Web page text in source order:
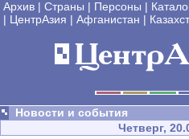
Архив | Страны | Персоны |
| ЦентрАзия | Афганистан |
Новости и события
Четверг,